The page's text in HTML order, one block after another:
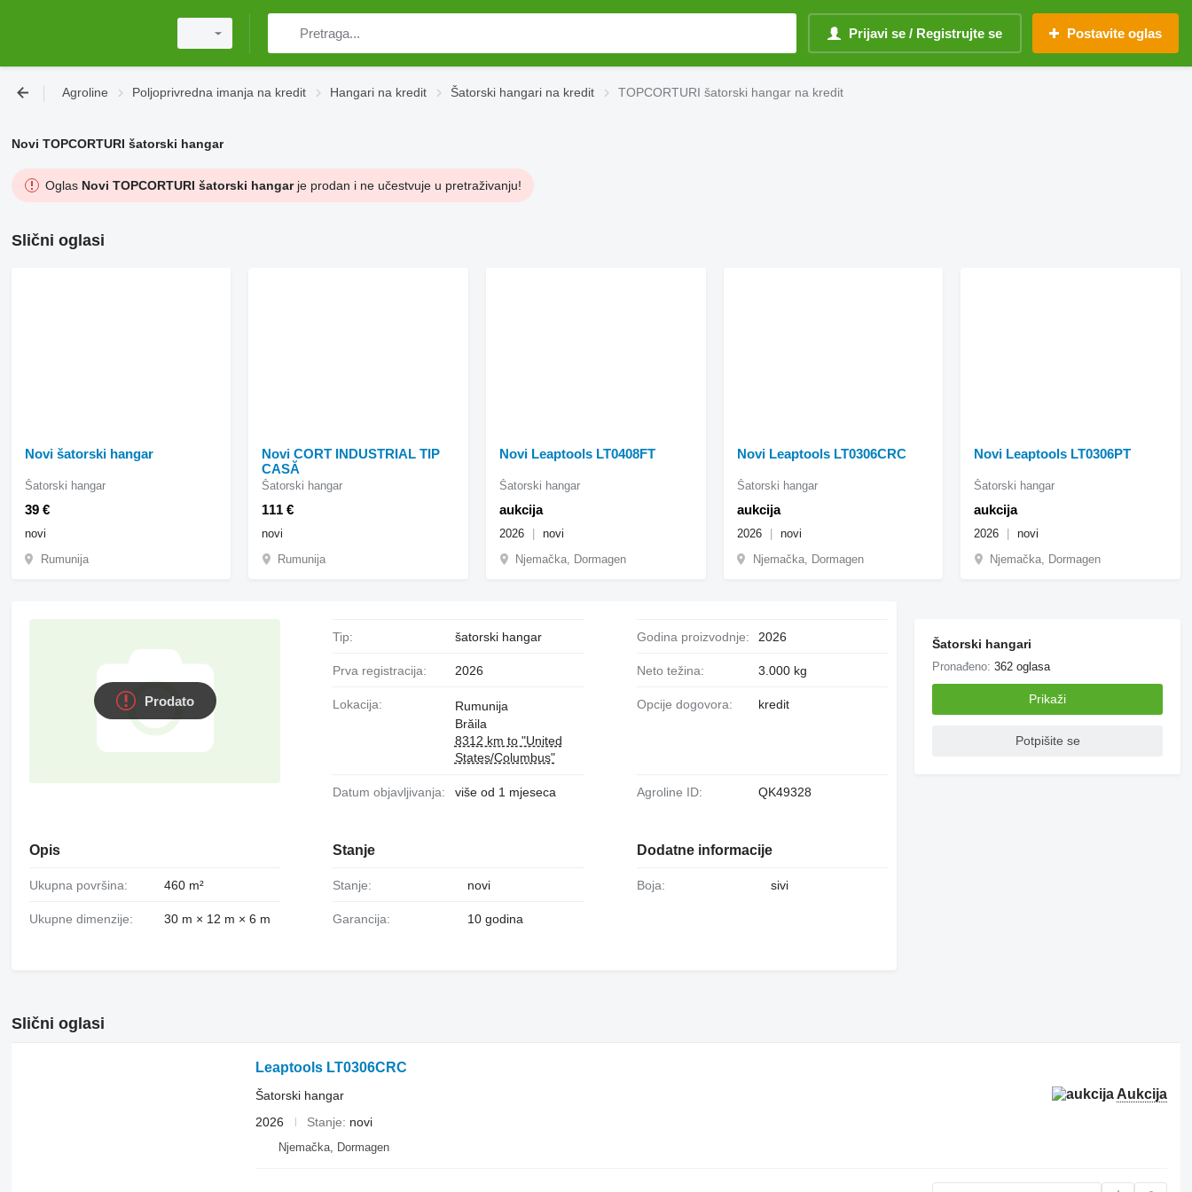
Prijavi se / Registrujte se Postavite oglas
Agroline Poljoprivrednа imanjа na kredit Hangari na kredit Šatorski hangari na kredit TOPCORTURI šatorski hangar na kredit
Novi TOPCORTURI šatorski hangar
Oglas Novi TOPCORTURI šatorski hangarje prodan i ne učestvuje u pretraživanju!
Slični oglasi
Novi šatorski hangar
39 €
Šatorski hangar
novi
Rumunija
Novi CORT INDUSTRIAL TIP
CASĂ
111 €
Šatorski hangar
novi
Rumunija
Novi Leaptools LT0408FT
aukcija
Šatorski hangar
2026
novi
Njemačka, Dormagen
Novi Leaptools LT0306CRC
aukcija
Šatorski hangar
2026
novi
Njemačka, Dormagen
Novi Leaptools LT0306PT
aukcija
Šatorski hangar
2026
novi
Njemačka, Dormagen
Prodato
Tip: šatorski hangar Godina proizvodnje: 2026
Prva registracija: 2026 Neto težina: 3.000 kg
Lokacija:
Rumunija
Brăila
8312 km to "United
States/Columbus"
Opcije dogovora: kredit
Datum objavljivanja: više od 1 mjeseca Agroline ID: QK49328
Opis
Ukupna površina: 460 m²
Ukupne dimenzije: 30 m × 12 m × 6 m
Stanje
Stanje: novi
Garancija: 10 godina
Dodatne informacije
Boja: sivi
Šatorski hangari
Pronađeno:362 oglasa
Prikaži
Potpišite se
Slični oglasi
Leaptools LT0306CRC
Aukcija
Šatorski hangar
2026
Stanje novi
Njemačka, Dormagen